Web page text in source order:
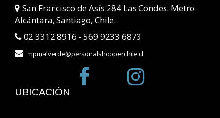
San Francisco de Asís 284 Las Condes. Metro
Alcántara, Santiago, Chile.
02 3312 8916 - 569 9233 6873
mpmalverde@personalshopperchile.cl
UBICACIÓN